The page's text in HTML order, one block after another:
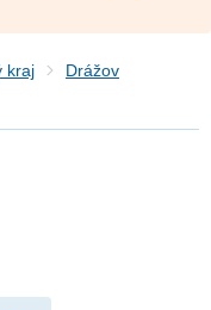
kraj
Drážov